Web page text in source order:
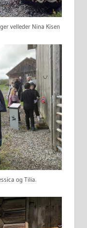
velleder Nina Kisen
og Tilia.